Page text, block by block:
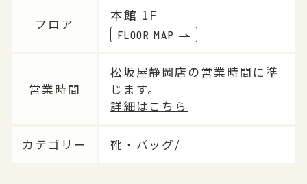
フロア
本館 1F
FLOOR MAP
営業時間
松坂屋静岡店の営業時間に準
じます。
詳細はこちら
カテゴリー 靴・バッグ/